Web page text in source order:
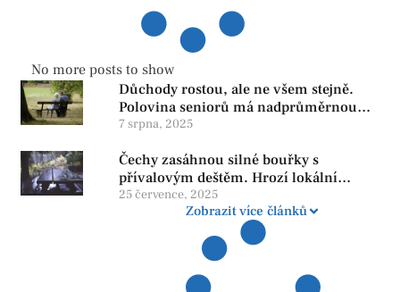
No more posts to show
Důchody rostou, ale ne všem stejně.
Polovina seniorů má nadprůměrnou
penzi, tisíce však žijí pod hranicí
reformy
7 srpna, 2025
Čechy zasáhnou silné bouřky s
přívalovým deštěm. Hrozí lokální
zatopení
25 července, 2025
Zobrazit více článků